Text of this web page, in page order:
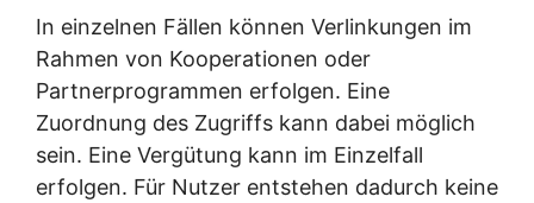
In einzelnen Fällen können Verlinkungen im
Rahmen von Kooperationen oder
Partnerprogrammen erfolgen. Eine
Zuordnung des Zugriffs kann dabei möglich
sein. Eine Vergütung kann im Einzelfall
erfolgen. Für Nutzer entstehen dadurch keine